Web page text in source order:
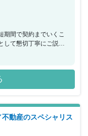
期間で契約までいくこ
して懇切丁寧にご説明
いていくことが、こ
不動産のスペシャリス